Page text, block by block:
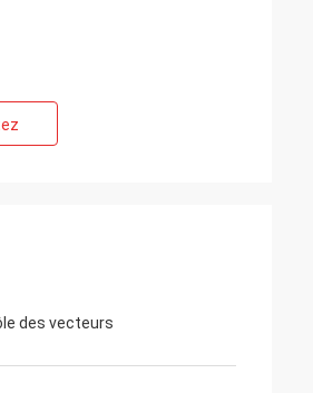
mais aussi plus abordable que notre
éliminé nos problèmes de déclenchement
des vecteurs